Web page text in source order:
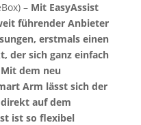
– Mit EasyAssist
führender Anbieter
erstmals einen
der sich ganz einfach
dem neu
Arm lässt sich der
auf dem
ist so flexibel